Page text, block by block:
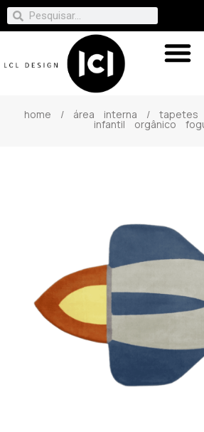
home / área interna / tapetes
infantil orgânico